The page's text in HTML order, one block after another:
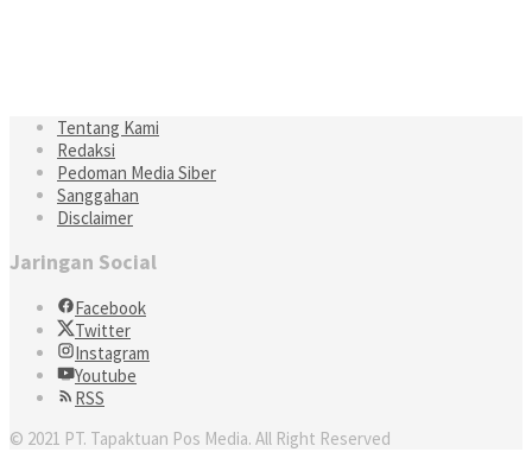
Tentang Kami
Redaksi
Pedoman Media Siber
Sanggahan
Disclaimer
Jaringan Social
Facebook
Twitter
Instagram
Youtube
RSS
© 2021 PT. Tapaktuan Pos Media. All Right Reserved